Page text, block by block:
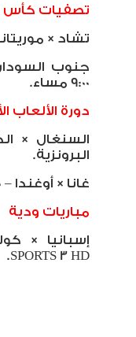
تصفيات كأس
تشاد × موريتانيا –
جنوب
9:00 مساء.
دورة الألعاب
البرونزية.
غانا × أوغندا – 10:00 مساء – المباراة النهائية.
مباريات ودية
إسبانيا × كولومبيا
SPORTS 3 HD
.